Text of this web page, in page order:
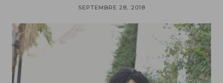
SEPTEMBRE 28, 2018